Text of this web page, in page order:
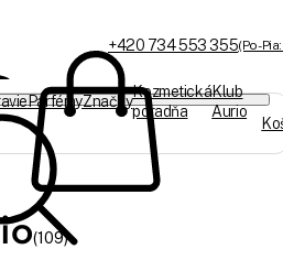
+420 734 553 355(Po-
ParfémyZnačky
Kozmetická
poradňa
Klub
Aurio
(109)